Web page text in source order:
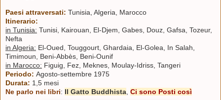
Paesi attraversati: Tunisia, Algeria, Marocco
Itinerario:
in Tunisia: Tunisi, Kairouan, El-Djem, Gabes, Douz, Gafsa, Tozeur,
Nefta
in Algeria: El-Oued, Touggourt, Ghardaia, El-Golea, In Salah,
Timimoun, Beni-Abbès, Beni-Ounif
in Marocco: Figuig, Fez, Meknes, Moulay-Idriss, Tangeri
Periodo: Agosto-settembre 1975
Durata: 1,5 mesi
Ne parlo nei libri: Il Gatto Buddhista Ci sono Posti così